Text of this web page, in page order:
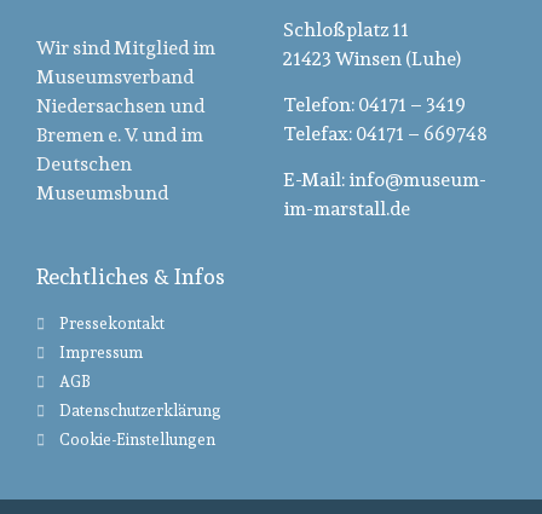
Wir sind Mitglied im
Museumsverband
Niedersachsen und
Bremen e. V. und im
Deutschen
Museumsbund
Schloßplatz 11
21423 Winsen (Luhe)
Telefon: 04171 – 3419
Telefax: 04171 – 669748
E-Mail: info@museum-
im-marstall.de
Rechtliches & Infos
Pressekontakt
Impressum
AGB
Datenschutzerklärung
Cookie-Einstellungen